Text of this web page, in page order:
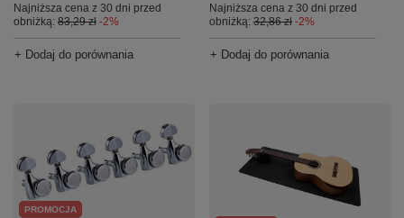
Najniższa cena z 30 dni przed
obniżką: 83,29 zł -2%
+ Dodaj do porównania
Najniższa cena z 30 dni przed
obniżką: 32,86 zł -2%
+ Dodaj do porównania
PROMOCJA